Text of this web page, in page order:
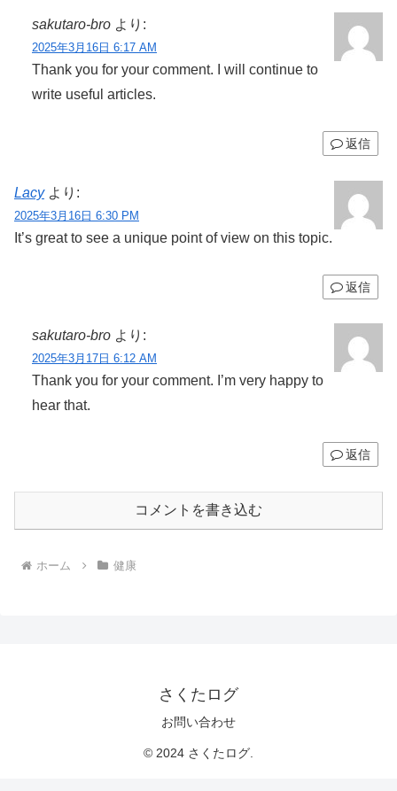
sakutaro-bro より:
2025年3月16日 6:17 AM
Thank you for your comment. I will continue to
write useful articles.
返信
Lacy より:
2025年3月16日 6:30 PM
It’s great to see a unique point of view on this topic.
返信
sakutaro-bro より:
2025年3月17日 6:12 AM
Thank you for your comment. I’m very happy to
hear that.
返信
コメントを書き込む
ホーム 健康
さくたログ
お問い合わせ
© 2024 さくたログ.